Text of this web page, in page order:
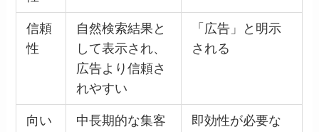
信頼
性
自然検索結果と
して表示され、
広告より信頼さ
れやすい
「広告」と明示
される
向い
中長期的な集客
即効性が必要な